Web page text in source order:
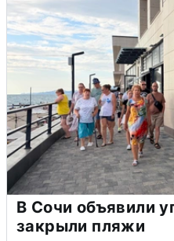
В Сочи объявили
закрыли пляжи